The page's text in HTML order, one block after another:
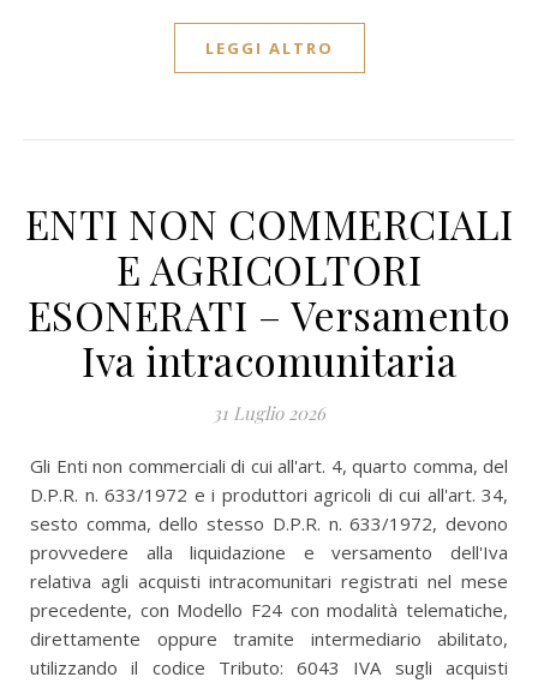
LEGGI ALTRO
ENTI NON COMMERCIALI
E AGRICOLTORI
ESONERATI – Versamento
Iva intracomunitaria
31 Luglio 2026
Gli Enti non commerciali di cui all'art. 4, quarto comma, del
D.P.R. n. 633/1972 e i produttori agricoli di cui all'art. 34,
sesto comma, dello stesso D.P.R. n. 633/1972, devono
provvedere alla liquidazione e versamento dell'Iva
relativa agli acquisti intracomunitari registrati nel mese
precedente, con Modello F24 con modalità telematiche,
direttamente oppure tramite intermediario abilitato,
utilizzando il codice Tributo: 6043 IVA sugli acquisti